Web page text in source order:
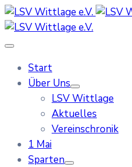
Start
Über Uns
LSV Wittlage
Aktuelles
Vereinschronik
1 Mai
Sparten